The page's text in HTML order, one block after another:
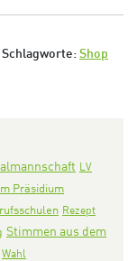
Schlagworte: Shop
LV
Präsidium
Rezept
Stimmen aus dem
Wahl